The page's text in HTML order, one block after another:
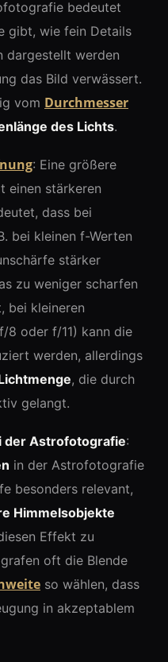
bedeutet
gibt, wie fein Details
dargestellt werden
das Bild verwässert.
vom Durchmesser
des Lichts.
: Eine größere
einen stärkeren
dass bei
bei kleinen f-Werten
stärker
zu weniger scharfen
bei kleineren
8 oder f/11) kann die
werden, allerdings
, die durch
gelangt.
der Astrofotografie:
in der Astrofotografie
besonders relevant,
Himmelsobjekte
Effekt zu
oft die Blende
so wählen, dass
in akzeptablem